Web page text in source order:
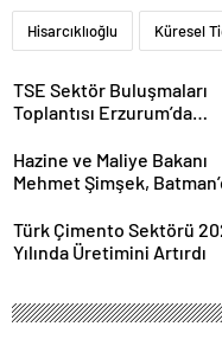
Hisarcıklıoğlu Küresel
TSE Sektör Buluşmaları
Toplantısı Erzurum’da
Hazine ve Maliye Bakanı
Mehmet Şimşek,
yapacak bir fabrikanın
açılışını gerçekleştirdi
Türk Çimento Sektörü
Yılında Üretimini Artırdı